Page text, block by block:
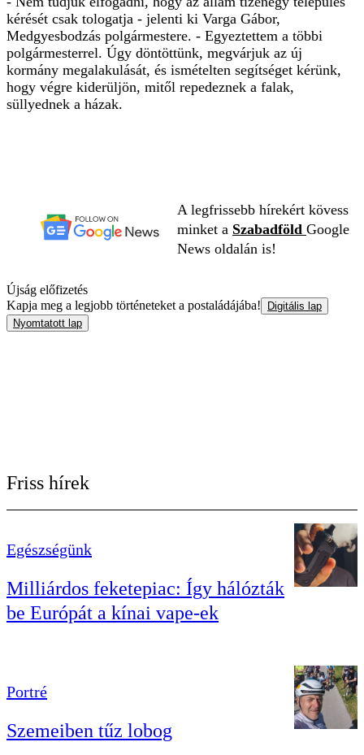
kérését csak tologatja - jelenti ki Varga Gábor,
Medgyesbodzás polgármestere. - Egyeztettem a többi
polgármesterrel. Úgy döntöttünk, megvárjuk az új
kormány megalakulását, és ismételten segítséget kérünk,
hogy végre kiderüljön, mitől repedeznek a falak,
süllyednek a házak.
A legfrissebb hírekért kövess
minket a Szabadföld Google
News oldalán is!
Újság előfizetés
Kapja meg a legjobb történeteket a postaládájába!
Digitális lap
Nyomtatott lap
Friss hírek
Egészségünk
Milliárdos feketepiac: Így hálózták
be Európát a kínai vape-ek
Portré
Szemeiben tűz lobog